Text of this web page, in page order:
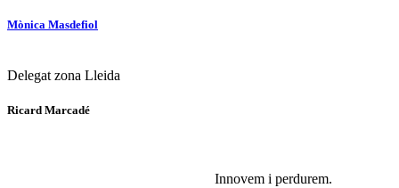
Mònica Masdefiol
Delegat zona Lleida
Ricard Marcadé
Innovem i perdurem.